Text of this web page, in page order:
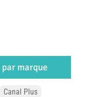
par marque
Canal Plus